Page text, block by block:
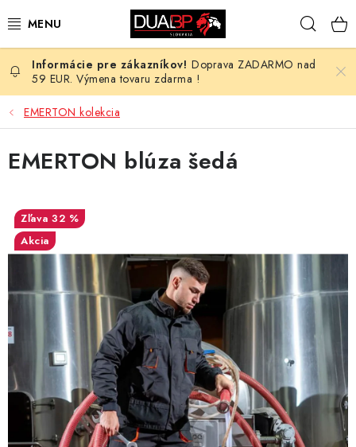
na
NOVÉ
PRACOVNÉ ODEVY
OBUV
ZDRAVOTNÍCTVO
OCHRANNÉ POMÔCKY
PROFESIE
% OUTLET
Predajne Kontakt Chránená dielňa
Pre firmy
Doprava ZADARMO nad
59 EUR. Výmena tovaru zdarma !
EMERTON kolekcia
EMERTON blúza šedá
32 %
Akcia